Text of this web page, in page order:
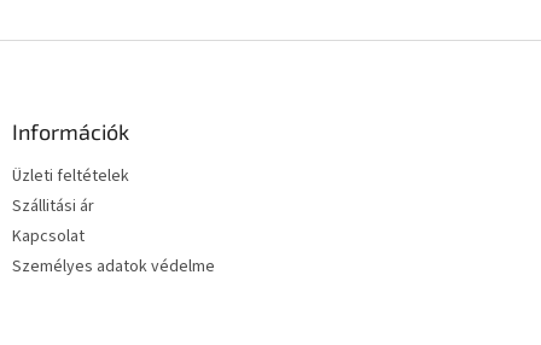
Információk
Üzleti feltételek
Szállitási ár
Kapcsolat
Személyes adatok védelme